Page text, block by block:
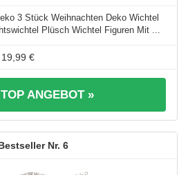
3 Stück Weihnachten Deko Wichtel
Plüsch Wichtel Figuren Mit ...
19,99 €
ANGEBOT »
6